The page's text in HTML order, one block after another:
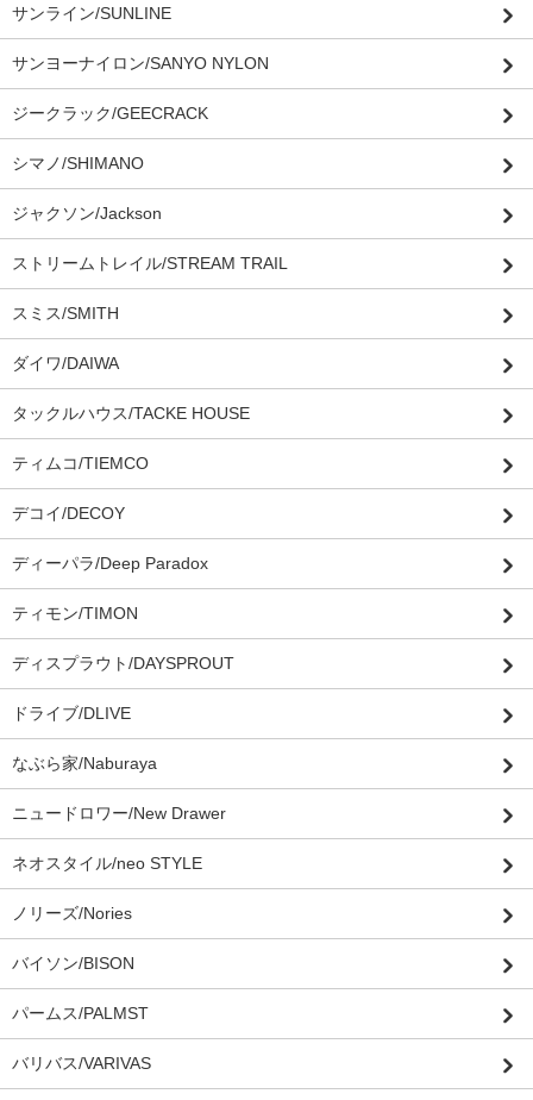
サンライン/SUNLINE
サンヨーナイロン/SANYO NYLON
ジークラック/GEECRACK
シマノ/SHIMANO
ジャクソン/Jackson
ストリームトレイル/STREAM TRAIL
スミス/SMITH
ダイワ/DAIWA
タックルハウス/TACKE HOUSE
ティムコ/TIEMCO
デコイ/DECOY
ディーパラ/Deep Paradox
ティモン/TIMON
ディスプラウト/DAYSPROUT
ドライブ/DLIVE
なぶら家/Naburaya
ニュードロワー/New Drawer
ネオスタイル/neo STYLE
ノリーズ/Nories
バイソン/BISON
パームス/PALMST
バリバス/VARIVAS